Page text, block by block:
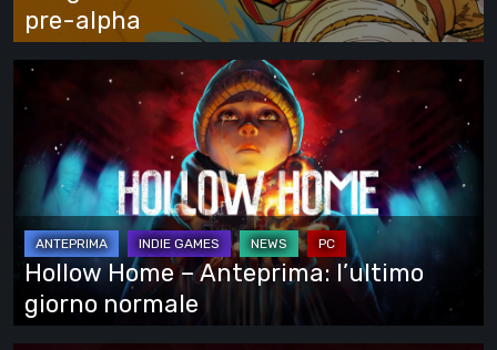
alpha
pre-alpha
Hollow
Home
Anteprima:
l’ultimo
giorno
normale
Hollow Home – Anteprima: l’ultimo
giorno normale